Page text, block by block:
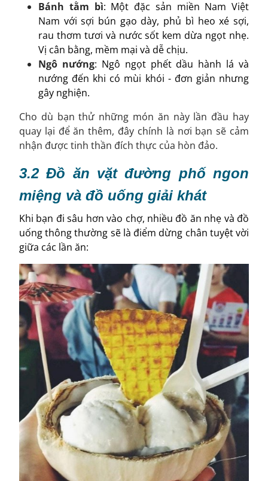
Bánh tằm bì: Một đặc sản miền Nam Việt
Nam với sợi bún gạo dày, phủ bì heo xé sợi,
rau thơm tươi và nước sốt kem dừa ngọt nhẹ.
Vị cân bằng, mềm mại và dễ chịu.
Ngô nướng: Ngô ngọt phết dầu hành lá và
nướng đến khi có mùi khói - đơn giản nhưng
gây nghiện.
Cho dù bạn thử những món ăn này lần đầu hay
quay lại để ăn thêm, đây chính là nơi bạn sẽ cảm
nhận được tinh thần đích thực của hòn đảo.
3.2 Đồ ăn vặt đường phố ngon
miệng và đồ uống giải khát
Khi bạn đi sâu hơn vào chợ, nhiều đồ ăn nhẹ và đồ
uống thông thường sẽ là điểm dừng chân tuyệt vời
giữa các lần ăn: